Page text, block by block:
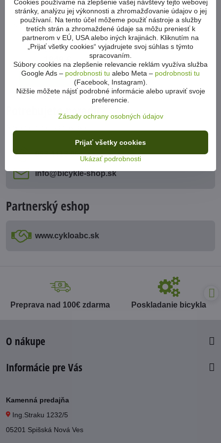
Elektro bicykel Author Essence
šedá-zlatá-čierna 2025
Krosový pohodlný elektro bicykel
so zníženým rámom na
univerzálne použitie.
Na otázku
1949 €
Zobraziť
Potrebujete poradiť?
053 4413 064
info​@bicykle-shop​.sk
Partnerský eshop
www​.cykloabc​.sk
Preprava nad 100€ zdarma Poskladanie bicykla
O nákupe
Informácie pre Vás
Kamenná predajňa
Ing.Straku 1232/5
05201 Spišská Nová Ves
Cookies používame na zlepšenie vašej návštevy tejto webovej
stránky, analýzu jej výkonnosti a zhromažďovanie údajov o jej
používaní. Na tento účel môžeme použiť nástroje a služby
tretích strán a zhromaždené údaje sa môžu preniesť k
partnerom v EÚ, USA alebo iných krajinách. Kliknutím na
„Prijať všetky cookies“ vyjadrujete svoj súhlas s týmto
spracovaním.
Súbory cookies na zlepšenie relevancie reklám využíva služba
Google Ads – podrobnosti tu alebo Meta – podrobnosti tu
(Facebook, Instagram).
Nižšie môžete nájsť podrobné informácie alebo upraviť svoje
preferencie.
Zásady ochrany osobných údajov
Ukázať podrobnosti
Prijať všetky cookies